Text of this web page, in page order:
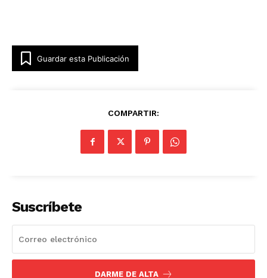
Guardar esta Publicación
COMPARTIR:
Suscríbete
DARME DE ALTA